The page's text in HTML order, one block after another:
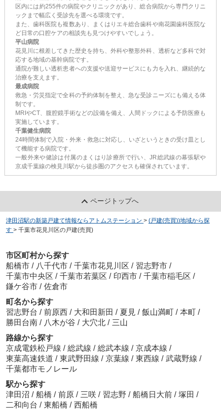
区内には約255件の病院やクリニックがあり、総合病院から専門クリニ
ックまで幅広く受診先を選べる環境です。
また、歯科医院も複数あり、まくはりエキ総合歯科や南花園歯科医院な
ど日常の口腔ケアの相談先も見つけやすいでしょう。
平山病院
花見川に根差してきた歴史を持ち、外科や整形外科、透析など多科で対
応する地域の基幹病院です。
通院が難しい透析患者への支援や送迎サービスにも力を入れ、継続的な
治療を支えます。
最成病院
救急・労災指定で全科の予約体制を整え、急な受診ニーズにも備える体
制です。
MRIやCT、腹腔鏡手術などの設備を備え、人間ドックによる予防医療も
実施しています。
千葉健生病院
24時間体制で入院・外来・救急に対応し、いざというときの受け皿とし
て機能する病院です。
一般外来や健診は付属のまくはり診療所で行い、JR総武線の幕張駅や
京成千葉線の検見川駅から徒歩圏のアクセスも確保されています。
ページトップへ
津田沼駅の新築戸建て情報ならアトムステーション > (戸建(売買))地域から探
す > 千葉市花見川区の戸建(売買)
市区町村から探す
船橋市 / 八千代市 / 千葉市花見川区 / 習志野市 /
千葉市中央区 / 千葉市若葉区 / 印西市 / 千葉市稲毛区 /
鎌ケ谷市 / 佐倉市
町名から探す
習志野台 / 前原西 / 大和田新田 / 夏見 / 飯山満町 / 本町 /
勝田台南 / 八木が谷 / 大穴北 / 三山
路線から探す
京成電鉄松戸線 / 総武線 / 総武本線 / 京成本線 /
東葉高速鉄道 / 東武野田線 / 京葉線 / 東西線 / 武蔵野線 /
千葉都市モノレール
駅から探す
津田沼 / 船橋 / 前原 / 三咲 / 習志野 / 船橋日大前 / 塚田 /
二和向台 / 東船橋 / 西船橋